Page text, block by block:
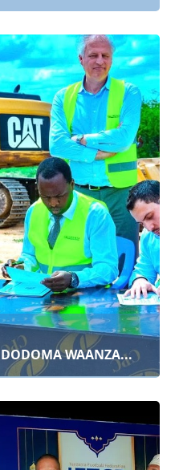
2025
WAPYA.
zaidi
WAANZA...